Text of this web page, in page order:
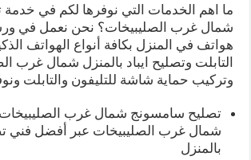
ما اهم الخدمات التي نوفرها لكم في
شمال غرب الصليبيخات؟ نحن نعمل في
هواتف في المنزل بكافة أنواع الهواتف
التابلت وتصليح ايباد بالمنزل شمال غرب
وتركيب حماية شاشة للتليفون والتابلت
تصليح سامسونج شمال غرب الصليبيخات
شمال غرب الصليبيخات عبر أفضل فني
بالمنزل